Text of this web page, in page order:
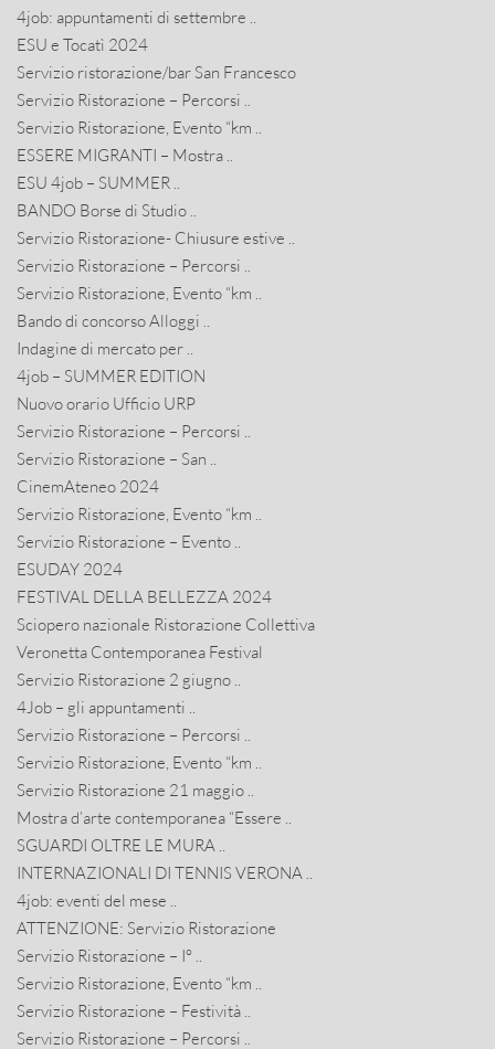
4job: appuntamenti di settembre ..
ESU e Tocatì 2024
Servizio ristorazione/bar San Francesco
Servizio Ristorazione – Percorsi ..
Servizio Ristorazione, Evento “km ..
ESSERE MIGRANTI – Mostra ..
ESU 4job – SUMMER ..
BANDO Borse di Studio ..
Servizio Ristorazione- Chiusure estive ..
Servizio Ristorazione – Percorsi ..
Servizio Ristorazione, Evento “km ..
Bando di concorso Alloggi ..
Indagine di mercato per ..
4job – SUMMER EDITION
Nuovo orario Ufficio URP
Servizio Ristorazione – Percorsi ..
Servizio Ristorazione – San ..
CinemAteneo 2024
Servizio Ristorazione, Evento “km ..
Servizio Ristorazione – Evento ..
ESUDAY 2024
FESTIVAL DELLA BELLEZZA 2024
Sciopero nazionale Ristorazione Collettiva
Veronetta Contemporanea Festival
Servizio Ristorazione 2 giugno ..
4Job – gli appuntamenti ..
Servizio Ristorazione – Percorsi ..
Servizio Ristorazione, Evento “km ..
Servizio Ristorazione 21 maggio ..
Mostra d’arte contemporanea “Essere ..
SGUARDI OLTRE LE MURA ..
INTERNAZIONALI DI TENNIS VERONA ..
4job: eventi del mese ..
ATTENZIONE: Servizio Ristorazione
Servizio Ristorazione – I° ..
Servizio Ristorazione, Evento “km ..
Servizio Ristorazione – Festività ..
Servizio Ristorazione – Percorsi ..